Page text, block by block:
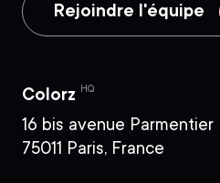
Rejoindre l'équipe
Colorz HQ
16 bis avenue Parmentier
75011 Paris, France